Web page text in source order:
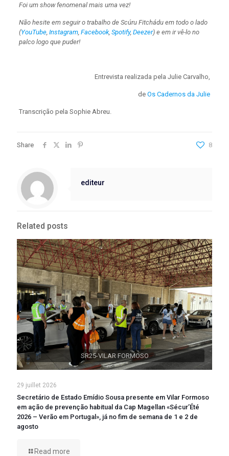
Foi um show fenomenal mais uma vez!
Não hesite em seguir o trabalho de Scúru Fitchádu em todo o lado
(YouTube, Instagram, Facebook, Spotify, Deezer) e em ir vê-lo no
palco logo que puder!
Entrevista realizada pela Julie Carvalho,
deOs Cadernos da Julie
Transcrição pela Sophie Abreu.
Share 8
editeur
Related posts
SR25-VILAR FORMOSO
29 juillet 2026
Secretário de Estado Emídio Sousa presente em Vilar Formoso
em ação de prevenção habitual da Cap Magellan «Sécur’Été
2026 – Verão em Portugal», já no fim de semana de 1 e 2 de
agosto
Read more